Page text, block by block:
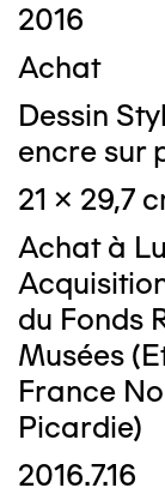
2016
Achat
Dessin
encre sur
21 x 29,7
Achat à
du Fonds
Musées
France
Picardie)
2016.7.16